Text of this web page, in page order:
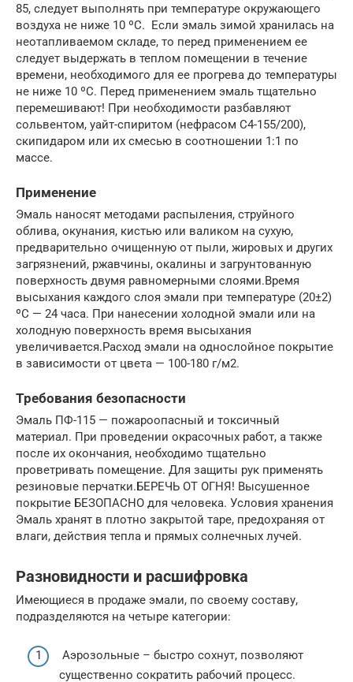
85, следует выполнять при температуре окружающего
воздуха не ниже 10 ºС. Если эмаль зимой хранилась на
неотапливаемом складе, то перед применением ее
следует выдержать в теплом помещении в течение
времени, необходимого для ее прогрева до температуры
не ниже 10 ºС. Перед применением эмаль тщательно
перемешивают! При необходимости разбавляют
сольвентом, уайт-спиритом (нефрасом С4-155/200),
скипидаром или их смесью в соотношении 1:1 по
массе.
Применение
Эмаль наносят методами распыления, струйного
облива, окунания, кистью или валиком на сухую,
предварительно очищенную от пыли, жировых и других
загрязнений, ржавчины, окалины и загрунтованную
поверхность двумя равномерными слоями.Время
высыхания каждого слоя эмали при температуре (20±2)
ºС — 24 часа. При нанесении холодной эмали или на
холодную поверхность время высыхания
увеличивается.Расход эмали на однослойное покрытие
в зависимости от цвета — 100-180 г/м2.
Требования безопасности
Эмаль ПФ-115 — пожароопасный и токсичный
материал. При проведении окрасочных работ, а также
после их окончания, необходимо тщательно
проветривать помещение. Для защиты рук применять
резиновые перчатки.БЕРЕЧЬ ОТ ОГНЯ! Высушенное
покрытие БЕЗОПАСНО для человека. Условия хранения
Эмаль хранят в плотно закрытой таре, предохраняя от
влаги, действия тепла и прямых солнечных лучей.
Разновидности и расшифровка
Имеющиеся в продаже эмали, по своему составу,
подразделяются на четыре категории:
Аэрозольные – быстро сохнут, позволяют
существенно сократить рабочий процесс.